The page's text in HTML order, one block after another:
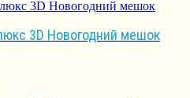
3D Новогодний мешок